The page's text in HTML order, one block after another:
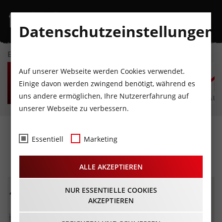
EVENTKALENDER
SA
8
AUGUST
SO
9
AUGUST
MO
10
AUGUST
DI
11
AUGUST
MI
12
AUGUST
Klassik in den Alpen
06.07.2024 - Beginn 20:30 Uhr
Datenschutzeinstellungen
Auf unserer Webseite werden Cookies verwendet.
Einige davon werden zwingend benötigt, während es
uns andere ermöglichen, Ihre Nutzererfahrung auf
unserer Webseite zu verbessern.
Essentiell Marketing
ALLE AKZEPTIEREN
NUR ESSENTIELLE COOKIES
AKZEPTIEREN